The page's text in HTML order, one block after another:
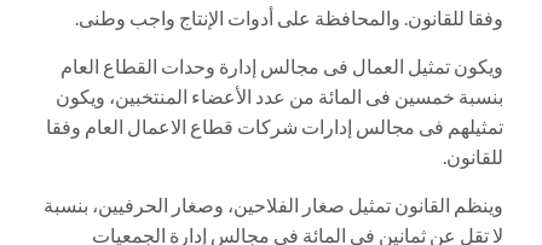
وفقا للقانون. والمحافظة على أدوات الإنتاج واجب وطنى.
ويكون تمثيل العمال فى مجالس إدارة وحدات القطاع العام
بنسبة خمسين فى المائة من عدد الأعضاء المنتخبين، ويكون
تمثيلهم فى مجالس إدارات شركات قطاع الاعمال العام وفقا
للقانون.
وينظم القانون تمثيل صغار الفلاحين، وصغار الحرفيين، بنسبة
لا تقل عن ثمانين فى المائة فى مجالس إدارة الجمعيات